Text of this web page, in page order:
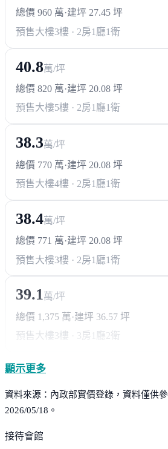
總價 960 萬·建坪 27.45 坪
預售大樓3樓 · 2房1廳1衛
40.8萬/坪
總價 820 萬·建坪 20.08 坪
預售大樓5樓 · 2房1廳1衛
38.3萬/坪
總價 770 萬·建坪 20.08 坪
預售大樓4樓 · 2房1廳1衛
38.4萬/坪
總價 771 萬·建坪 20.08 坪
預售大樓3樓 · 2房1廳1衛
39.1萬/坪
總價 1,375 萬 ·建坪 36.57 坪
預售大樓 3樓 · 3房1廳2衛
顯示更多
資料來源：內政部實價登錄，資料僅供
2026/05/18。
接待會館